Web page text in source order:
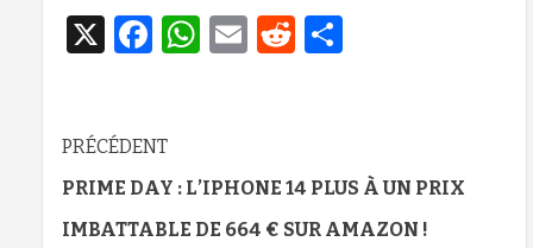
X Facebook
WhatsApp
EmailReddit
Navigation
d’article
PRÉCÉDENT
PRIME DAY : L’IPHONE 14 PLUS À UN PRIX
IMBATTABLE DE 664 € SUR AMAZON !